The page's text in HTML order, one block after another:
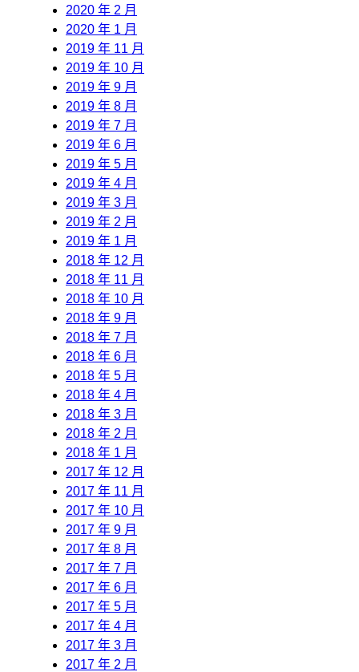
2020 年 2 月
2020 年 1 月
2019 年 11 月
2019 年 10 月
2019 年 9 月
2019 年 8 月
2019 年 7 月
2019 年 6 月
2019 年 5 月
2019 年 4 月
2019 年 3 月
2019 年 2 月
2019 年 1 月
2018 年 12 月
2018 年 11 月
2018 年 10 月
2018 年 9 月
2018 年 7 月
2018 年 6 月
2018 年 5 月
2018 年 4 月
2018 年 3 月
2018 年 2 月
2018 年 1 月
2017 年 12 月
2017 年 11 月
2017 年 10 月
2017 年 9 月
2017 年 8 月
2017 年 7 月
2017 年 6 月
2017 年 5 月
2017 年 4 月
2017 年 3 月
2017 年 2 月